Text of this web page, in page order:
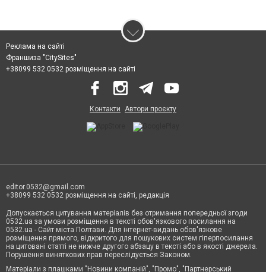
Реклама на сайті
Франшиза "CitySites"
+38099 532 0532 розміщення на сайті
Контакти Автори проєкту
editor.0532@gmail.com
+38099 532 0532 розміщення на сайті, редакція
Допускається цитування матеріалів без отримання попередньої згоди
0532.ua за умови розміщення в тексті обов'язкового посилання на
0532.ua - Сайт міста Полтави. Для інтернет-видань обов'язкове
розміщення прямого, відкритого для пошукових систем гіперпосилання
на цитовані статті не нижче другого абзацу в тексті або в якості джерела.
Порушення виняткових прав переслідується Законом.
Матеріали з плашками "Новини компаній", "Промо", "Партнерський